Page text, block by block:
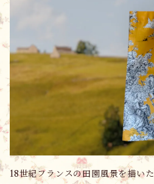
18世紀フランスの田園風景を描いた